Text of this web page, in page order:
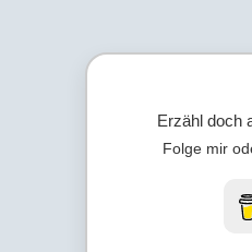
Erzähl doch
Folge mir